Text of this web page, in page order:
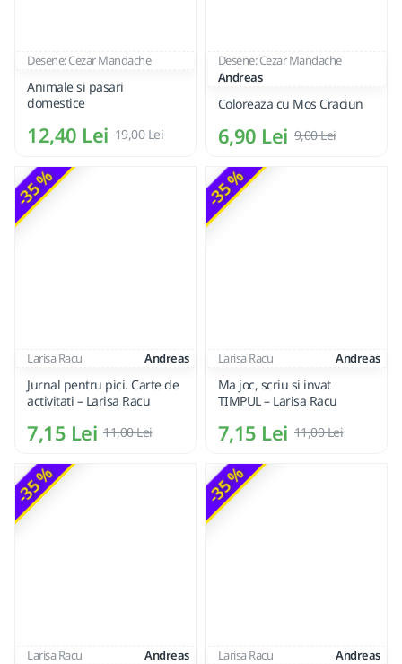
Desene: Cezar Mandache
Animale si pasari
domestice
12,40 Lei 19,00 Lei
Desene: Cezar Mandache
Andreas
Coloreaza cu Mos Craciun
6,90 Lei 9,00 Lei
-35 %
Larisa Racu Andreas
Jurnal pentru pici. Carte de
activitati – Larisa Racu
7,15 Lei 11,00 Lei
-35 %
Larisa Racu Andreas
Ma joc, scriu si invat
TIMPUL – Larisa Racu
7,15 Lei 11,00 Lei
-35 %
Larisa Racu Andreas
-35 %
Larisa Racu Andreas